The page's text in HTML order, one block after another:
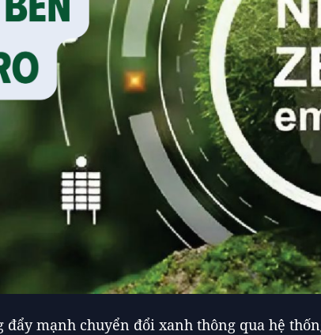
đẩy mạnh chuyển đổi xanh thông qua hệ